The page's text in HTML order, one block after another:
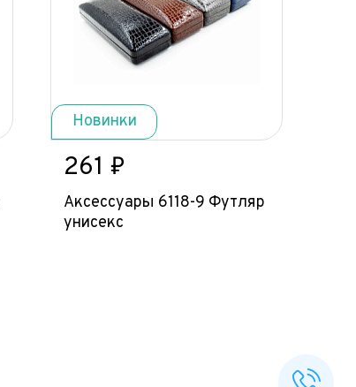
Новинки
261 ₽
Аксессуары 6118-9 Футляр
унисекс